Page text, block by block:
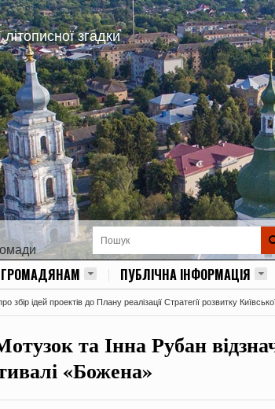
згадки
ГРОМАДЯНАМ ПУБЛІЧНА ІНФОРМАЦІЯ
збір ідей проектів до Плану реалізації Стратегії розвитку
та Інна Рубан
«Божена»